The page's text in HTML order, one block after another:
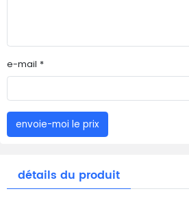
e-mail *
envoie-moi le prix
détails du produit